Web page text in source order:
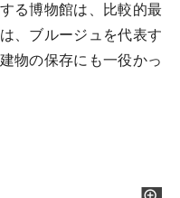
る博物館は、比較的最
、ブルージュを代表す
物の保存にも一役かっ